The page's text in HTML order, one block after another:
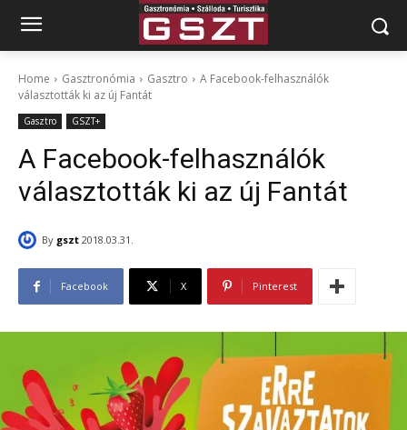
Home Gasztronómia Gasztro
A Facebook-felhasználók
választották ki az új Fantát
Gasztro GSZT+
A Facebook-felhasználók
választották ki az új Fantát
By gszt 2018.03.31.
Facebook X Pinterest